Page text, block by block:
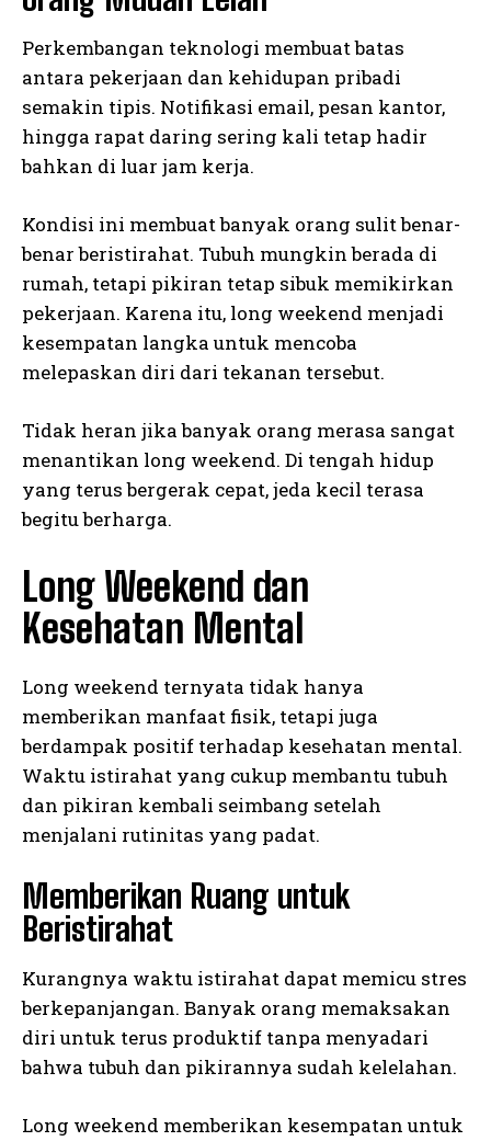
Perkembangan teknologi membuat batas
antara pekerjaan dan kehidupan pribadi
semakin tipis. Notifikasi email, pesan kantor,
hingga rapat daring sering kali tetap hadir
bahkan di luar jam kerja.
Kondisi ini membuat banyak orang sulit benar-
benar beristirahat. Tubuh mungkin berada di
rumah, tetapi pikiran tetap sibuk memikirkan
pekerjaan. Karena itu, long weekend menjadi
kesempatan langka untuk mencoba
melepaskan diri dari tekanan tersebut.
Tidak heran jika banyak orang merasa sangat
menantikan long weekend. Di tengah hidup
yang terus bergerak cepat, jeda kecil terasa
begitu berharga.
Long Weekend dan
Kesehatan Mental
Long weekend ternyata tidak hanya
memberikan manfaat fisik, tetapi juga
berdampak positif terhadap kesehatan mental.
Waktu istirahat yang cukup membantu tubuh
dan pikiran kembali seimbang setelah
menjalani rutinitas yang padat.
Memberikan Ruang untuk
Beristirahat
Kurangnya waktu istirahat dapat memicu stres
berkepanjangan. Banyak orang memaksakan
diri untuk terus produktif tanpa menyadari
bahwa tubuh dan pikirannya sudah kelelahan.
Long weekend memberikan kesempatan untuk